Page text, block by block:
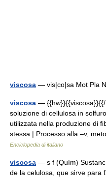
viscosa — vis|co|sa Mot Pla
viscosa —
soluzione di cellulosa in
utilizzata nella produzione di
stessa | Processo alla –v,
Enciclopedia di italiano
viscosa — s f (Quím)
de la celulosa, que sirve